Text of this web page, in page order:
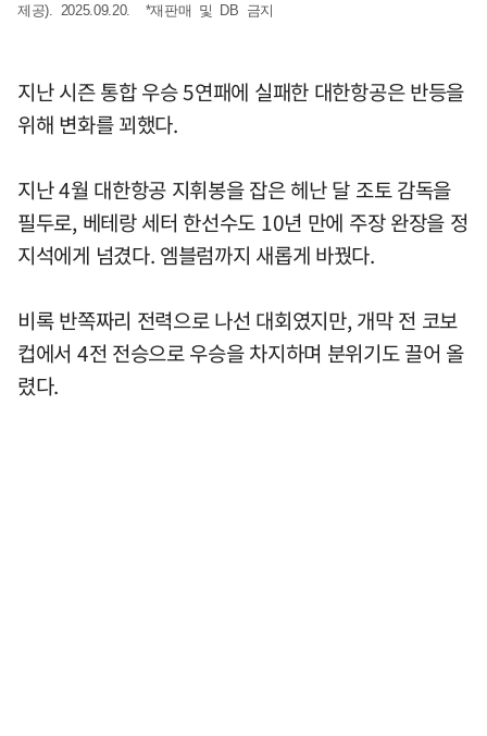
제공). 2025.09.20. *재판매 및 DB 금지
지난 시즌 통합 우승 5연패에 실패한 대한항공은 반등을
위해 변화를 꾀했다.
지난 4월 대한항공 지휘봉을 잡은 헤난 달 조토 감독을
필두로, 베테랑 세터 한선수도 10년 만에 주장 완장을 정
지석에게 넘겼다. 엠블럼까지 새롭게 바꿨다.
비록 반쪽짜리 전력으로 나선 대회였지만, 개막 전 코보
컵에서 4전 전승으로 우승을 차지하며 분위기도 끌어 올
렸다.